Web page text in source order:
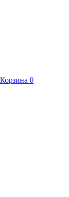
Корзина 0